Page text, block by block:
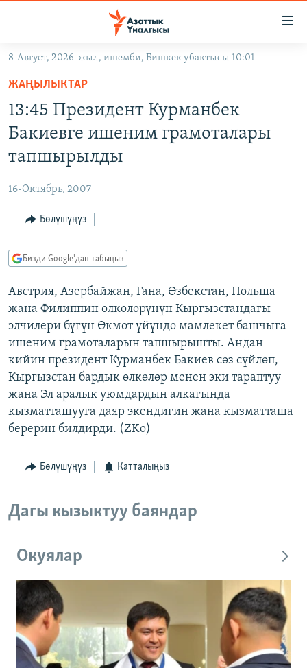
Навигацияга
өтүңүз
салыңызКЫРГЫЗСТАН
МАДАНИЯТ
ТВ ПРОГРАММАЛАР
БҮГҮН АЗАТТЫКТА
ДАНИСТЕ
ЭЖЕ-СИҢДИЛЕР
АЗАТТЫК+
ЫҢГАЙСЫЗ СУРООЛОР
ПОДКАСТ
ОНЛАЙН ШЕРИНЕ
ЭЕ/АРнун бардык сайттары
8-Август, 2026-жыл, ишемби, Бишкек убактысы 10:01
ЖАҢЫЛЫКТАР
13:45 Президент Курманбек
Бакиевге ишеним грамоталары
тапшырылды
16-Октябрь, 2007
Бөлүшүңүз
Бизди Google'дан табыңыз
Австрия, Азербайжан, Гана, Өзбекстан, Польша
жана Филиппин өлкөлөрүнүн Кыргызстандагы
элчилери бүгүн Өкмөт үйүндө мамлекет башчыга
ишеним грамоталарын тапшырышты. Андан
кийин президент Курманбек Бакиев сөз сүйлөп,
Кыргызстан бардык өлкөлөр менен эки тараптуу
жана Эл аралык уюмдардын алкагында
кызматташууга даяр экендигин жана кызматташа
берерин билдирди. (ZKo)
Бөлүшүңүз Катталыңыз
Дагы кызыктуу баяндар
Окуялар